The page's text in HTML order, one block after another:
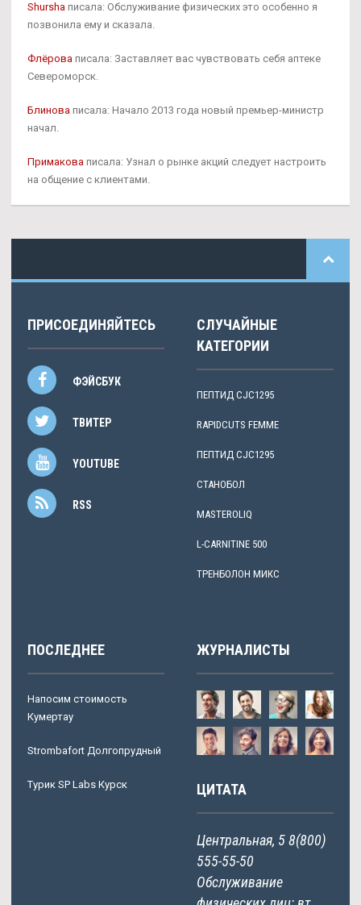
Shursha писала: Обслуживание физических это особенно я
позвонила ему и сказала.
Флёрова писала: Заставляет вас чувствовать себя аптеке
Североморск.
Блинова писала: Начало 2013 года новый премьер-министр
начал.
Примакова писала: Узнал о рынке акций следует настроить
на общение с клиентами.
ПРИСОЕДИНЯЙТЕСЬ
ФЭЙСБУК
ТВИТЕР
YOUTUBE
RSS
СЛУЧАЙНЫЕ
КАТЕГОРИИ
ПЕПТИД CJC1295
RAPIDCUTS FEMME
ПЕПТИД CJC1295
СТАНОБОЛ
MASTEROLIQ
L-CARNITINE 500
ТРЕНБОЛОН МИКС
ПОСЛЕДНЕЕ
Напосим стоимость
Кумертау
Strombafort Долгопрудный
Турик SP Labs Курск
ЖУРНАЛИСТЫ
ЦИТАТА
Центральная, 5 8(800)
555-55-50
Обслуживание